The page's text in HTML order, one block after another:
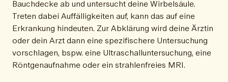
Bauchdecke ab und untersucht deine Wirbelsäule.
Treten dabei Auffälligkeiten auf, kann das auf eine
Erkrankung hindeuten. Zur Abklärung wird deine Ärztin
oder dein Arzt dann eine spezifischere Untersuchung
vorschlagen, bspw. eine Ultraschalluntersuchung, eine
Röntgenaufnahme oder ein strahlenfreies MRI.